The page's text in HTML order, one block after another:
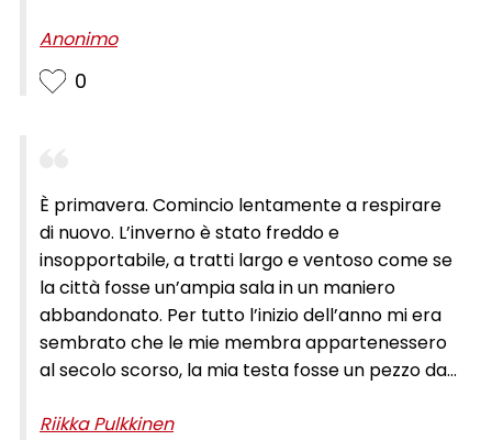
Anonimo
0
È primavera. Comincio lentamente a respirare
di nuovo. L’inverno è stato freddo e
insopportabile, a tratti largo e ventoso come se
la città fosse un’ampia sala in un maniero
abbandonato. Per tutto l’inizio dell’anno mi era
sembrato che le mie membra appartenessero
al secolo scorso, la mia testa fosse un pezzo da
ante di vetro, tra gli oggetti fragili.
Riikka Pulkkinen